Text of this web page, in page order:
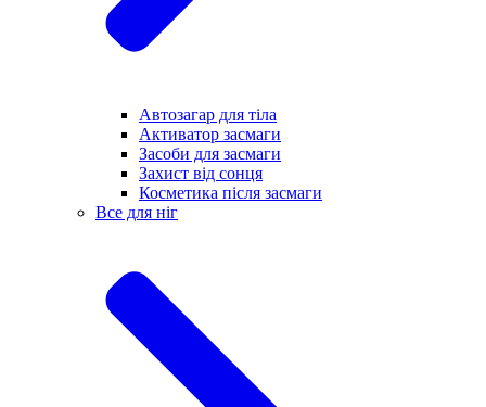
Автозагар для тіла
Активатор засмаги
Засоби для засмаги
Захист від сонця
Косметика після засмаги
Все для ніг